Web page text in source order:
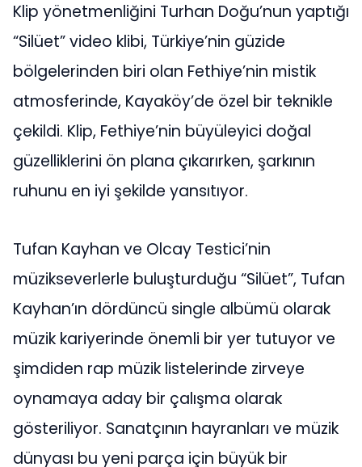
Klip yönetmenliğini Turhan Doğu’nun yaptığı
“Silüet” video klibi, Türkiye’nin güzide
bölgelerinden biri olan Fethiye’nin mistik
atmosferinde, Kayaköy’de özel bir teknikle
çekildi. Klip, Fethiye’nin büyüleyici doğal
güzelliklerini ön plana çıkarırken, şarkının
ruhunu en iyi şekilde yansıtıyor.
Tufan Kayhan ve Olcay Testici’nin
müzikseverlerle buluşturduğu “Silüet”, Tufan
Kayhan’ın dördüncü single albümü olarak
müzik kariyerinde önemli bir yer tutuyor ve
şimdiden rap müzik listelerinde zirveye
oynamaya aday bir çalışma olarak
gösteriliyor. Sanatçının hayranları ve müzik
dünyası bu yeni parça için büyük bir